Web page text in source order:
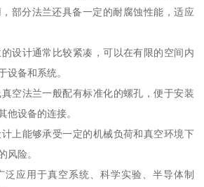
部分法兰还具备一定的耐腐蚀性能，适应
设计通常比较紧凑，可以在有限的空间内
设备和系统。
空法兰一般配有标准化的螺孔，便于安装
他设备的连接。
上能够承受一定的机械负荷和真空环境下
风险。
应用于真空系统、科学实验、半导体制